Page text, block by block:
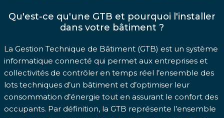
Qu'est-ce qu'une GTB et pourquoi l'installer
dans votre bâtiment ?
La Gestion Technique de Bâtiment (GTB) est un système
informatique connecté qui permet aux entreprises et
collectivités de contrôler en temps réel l’ensemble des
lots techniques d’un bâtiment et d’optimiser leur
consommation d’énergie tout en assurant le confort des
occupants. Par définition, la GTB représente l’ensemble